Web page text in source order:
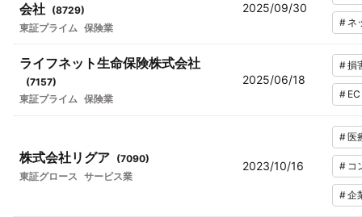
会社 (8729)
東証プライム 保険業
2025/09/30
# ネ
ライフネット生命保険株式会社
(7157)
東証プライム 保険業
2025/06/18
#損
#
株式会社リグア (7090)
東証グロース サービス業
2023/10/16
#医
# コ
#企